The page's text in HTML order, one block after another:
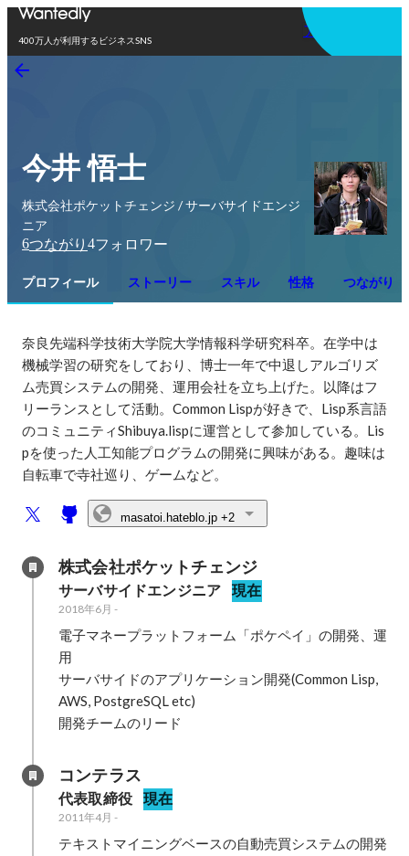
400万人が利用するビジネスSNS
アプリを使う
今井 悟士
株式会社ポケットチェンジ / サーバサイドエンジ
ニア
6つながり 4フォロワー
プロフィール ストーリー スキル 性格 つながり
奈良先端科学技術大学院大学情報科学研究科卒。在学中は
機械学習の研究をしており、博士一年で中退しアルゴリズ
ム売買システムの開発、運用会社を立ち上げた。以降はフ
リーランスとして活動。Common Lispが好きで、Lisp系言語
のコミュニティShibuya.lispに運営として参加している。Lis
pを使った人工知能プログラムの開発に興味がある。趣味は
自転車で寺社巡り、ゲームなど。
masatoi.hateblo.jp +2
株式会社ポケットチェンジ
サーバサイドエンジニア 現在
2018年6月 -
電子マネープラットフォーム「ポケペイ」の開発、運
用
サーバサイドのアプリケーション開発(Common Lisp,
AWS, PostgreSQL etc)
開発チームのリード
コンテラス
代表取締役 現在
2011年4月 -
テキストマイニングベースの自動売買システムの開発